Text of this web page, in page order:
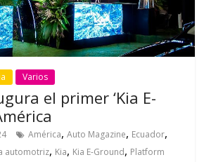
Varios
el primer ‘Kia E-
América,Auto Magazine, Ecuador,
automotriz, Kia, Kia E-Ground, Platform